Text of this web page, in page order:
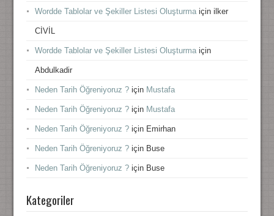
Wordde Tablolar ve Şekiller Listesi Oluşturmaiçin ilker
CİVİL
Wordde Tablolar ve Şekiller Listesi Oluşturmaiçin
Abdulkadir
Neden Tarih Öğreniyoruz ?için Mustafa
Neden Tarih Öğreniyoruz ?için Mustafa
Neden Tarih Öğreniyoruz ?için Emirhan
Neden Tarih Öğreniyoruz ?için Buse
Neden Tarih Öğreniyoruz ?için Buse
Kategoriler